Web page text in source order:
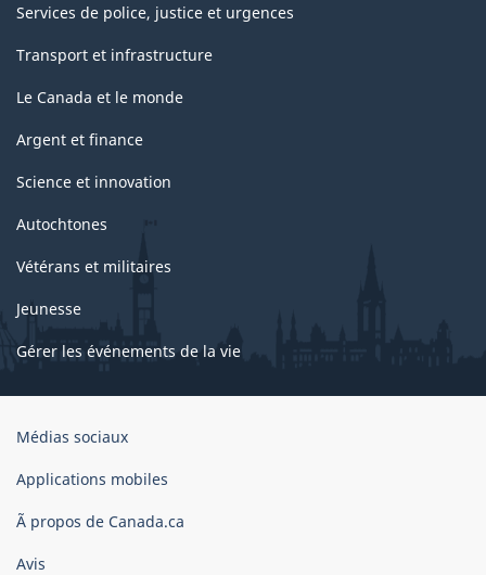
Services de police, justice et urgences
Transport et infrastructure
Le Canada et le monde
Argent et finance
Science et innovation
Autochtones
Vétérans et militaires
Jeunesse
Gérer les événements de la vie
Organisation
gouvernement
Canada
Médias sociaux
Applications mobiles
Ã propos de Canada.ca
Avis